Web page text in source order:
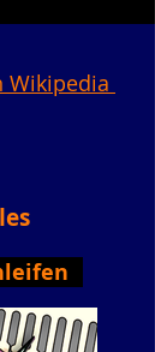
Wikipedia